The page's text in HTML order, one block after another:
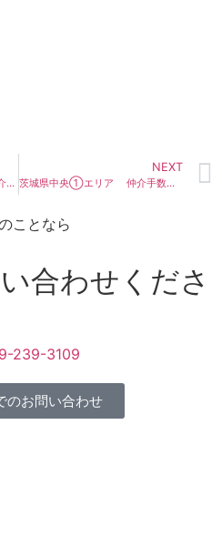
茨城県北エリア（日立市等） 仲介手数料無料（０円） 新築建売情報一覧7月号を掲載☆
NEXT
茨城県中央①エリア 仲介手数料無料（０円） 新築建売情報一覧9月号を掲載☆
ことなら
合わせくださ
239-3109
のお問い合わせ